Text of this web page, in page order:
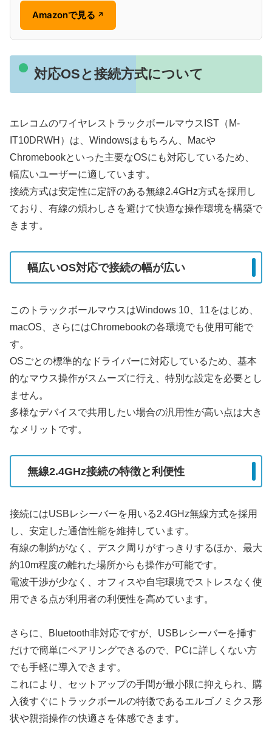
Amazonで見る ↗
対応OSと接続方式について
エレコムのワイヤレストラックボールマウスIST（M-
IT10DRWH）は、Windowsはもちろん、Macや
Chromebookといった主要なOSにも対応しているため、
幅広いユーザーに適しています。
接続方式は安定性に定評のある無線2.4GHz方式を採用し
ており、有線の煩わしさを避けて快適な操作環境を構築で
きます。
幅広いOS対応で接続の幅が広い
このトラックボールマウスはWindows 10、11をはじめ、
macOS、さらにはChromebookの各環境でも使用可能で
す。
OSごとの標準的なドライバーに対応しているため、基本
的なマウス操作がスムーズに行え、特別な設定を必要とし
ません。
多様なデバイスで共用したい場合の汎用性が高い点は大き
なメリットです。
無線2.4GHz接続の特徴と利便性
接続にはUSBレシーバーを用いる2.4GHz無線方式を採用
し、安定した通信性能を維持しています。
有線の制約がなく、デスク周りがすっきりするほか、最大
約10m程度の離れた場所からも操作が可能です。
電波干渉が少なく、オフィスや自宅環境でストレスなく使
用できる点が利用者の利便性を高めています。
さらに、Bluetooth非対応ですが、USBレシーバーを挿す
だけで簡単にペアリングできるので、PCに詳しくない方
でも手軽に導入できます。
これにより、セットアップの手間が最小限に抑えられ、購
入後すぐにトラックボールの特徴であるエルゴノミクス形
状や親指操作の快適さを体感できます。